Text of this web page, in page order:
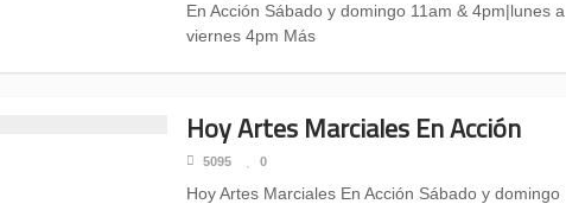
En Acción Sábado y domingo 11am & 4pm|lunes a
viernes 4pm Más
Hoy Artes Marciales En Acción
5095 0
Hoy Artes Marciales En Acción Sábado y domingo